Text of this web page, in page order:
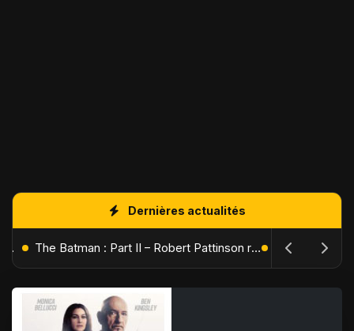
Dernières actualités
L'Âge de Glace : Le Réveil du Volcan – Manny, Sid et Diego de retour pour une aventure explosive The Batman : Part II – Robert Pattinson replonge dans les ténèbres de Gotham dès octobre 2027